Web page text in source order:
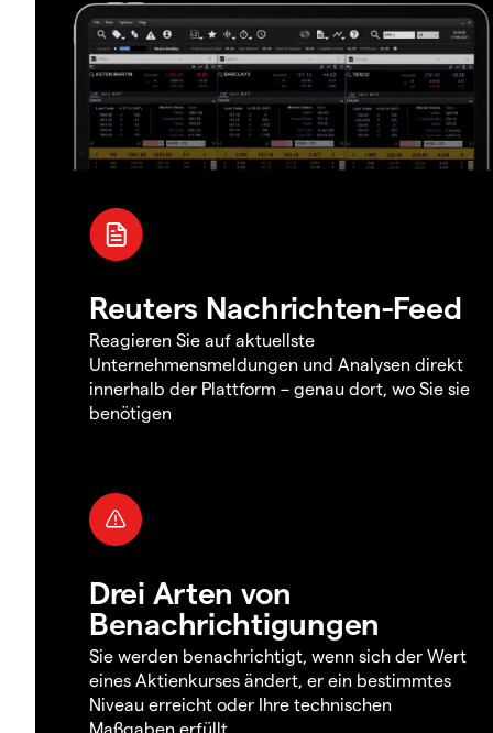
Reuters Nachrichten-Feed
Reagieren Sie auf aktuellste
Unternehmensmeldungen und Analysen direkt
innerhalb der Plattform – genau dort, wo Sie sie
benötigen
Drei Arten von
Benachrichtigungen
Sie werden benachrichtigt, wenn sich der Wert
eines Aktienkurses ändert, er ein bestimmtes
Niveau erreicht oder Ihre technischen
Maßgaben erfüllt